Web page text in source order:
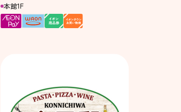
本館1F